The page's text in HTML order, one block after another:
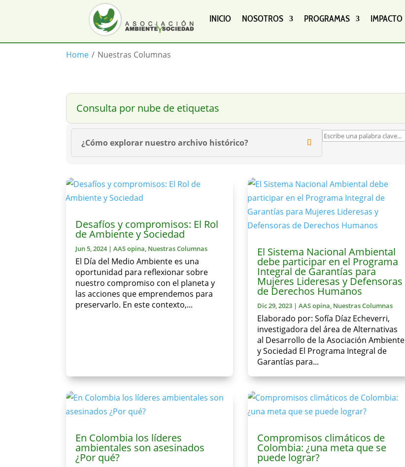
INICIO NOSOTROS PROGRAMAS IMPACTO
Home / Nuestras Columnas
Consulta por nube de etiquetas
¿Cómo explorar nuestro archivo histórico?
Desafíos y compromisos: El Rol
de Ambiente y Sociedad
Jun 5, 2024|AAS opina, Nuestras Columnas
El Día del Medio Ambiente es una
oportunidad para reflexionar sobre
nuestro compromiso con el planeta y
las acciones que emprendemos para
preservarlo. En este contexto,...
El Sistema Nacional Ambiental
debe participar en el Programa
Integral de Garantías para
Mujeres Lideresas y Defensoras
de Derechos Humanos
Dic 29, 2023| AAS opina, Nuestras Columnas
Elaborado por: Sofía Díaz Echeverri,
investigadora del área de Alternativas
al Desarrollo de la Asociación Ambiente
y Sociedad El Programa Integral de
Garantías para...
En Colombia los líderes
ambientales son asesinados
¿Por qué?
Compromisos climáticos de
Colombia: ¿una meta que se
puede lograr?